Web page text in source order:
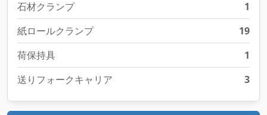
石材クランプ
1
紙ロールクランプ
19
荷保持具
1
送りフォークキャリア
3